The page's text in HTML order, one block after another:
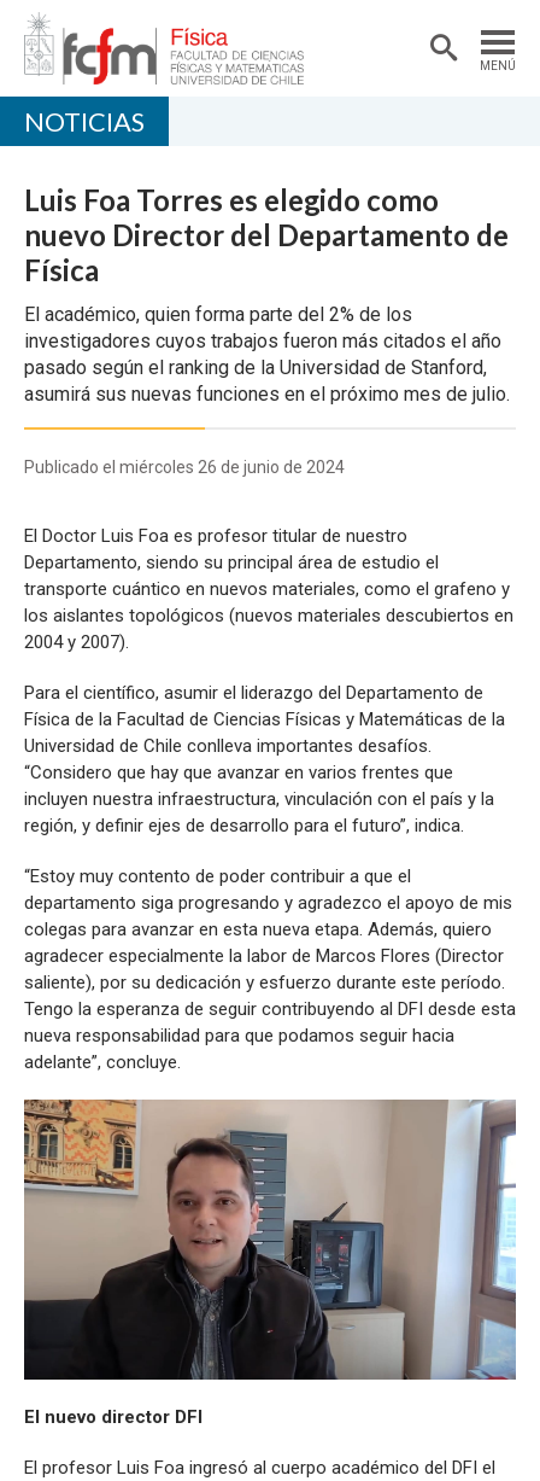
MENÚ
ACADÉMICAS/OS
INVESTIGACIÓN
EXTENSIÓN
NOTICIAS
Luis Foa Torres es elegido como
nuevo Director del Departamento de
Física
El académico, quien forma parte del 2% de los
investigadores cuyos trabajos fueron más citados el año
pasado según el ranking de la Universidad de Stanford,
asumirá sus nuevas funciones en el próximo mes de julio.
Publicado el miércoles 26 de junio de 2024
El Doctor Luis Foa es profesor titular de nuestro
Departamento, siendo su principal área de estudio el
transporte cuántico en nuevos materiales, como el grafeno y
los aislantes topológicos (nuevos materiales descubiertos en
2004 y 2007).
Para el científico, asumir el liderazgo del Departamento de
Física de la Facultad de Ciencias Físicas y Matemáticas de la
Universidad de Chile conlleva importantes desafíos.
“Considero que hay que avanzar en varios frentes que
incluyen nuestra infraestructura, vinculación con el país y la
región, y definir ejes de desarrollo para el futuro”, indica.
“Estoy muy contento de poder contribuir a que el
departamento siga progresando y agradezco el apoyo de mis
colegas para avanzar en esta nueva etapa. Además, quiero
agradecer especialmente la labor de Marcos Flores (Director
saliente), por su dedicación y esfuerzo durante este período.
Tengo la esperanza de seguir contribuyendo al DFI desde esta
nueva responsabilidad para que podamos seguir hacia
adelante”, concluye.
El nuevo director DFI
El profesor Luis Foa ingresó al cuerpo académico del DFI el